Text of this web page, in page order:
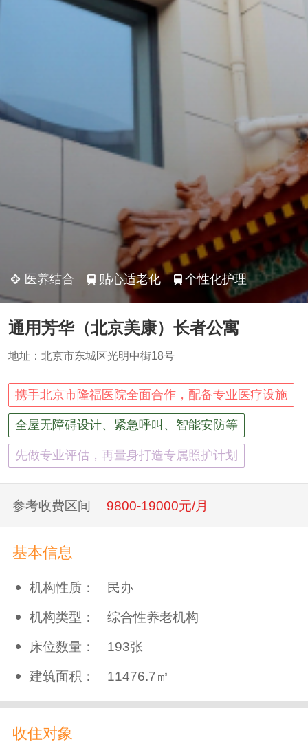
医养结合 贴心适老化 个性化护理
通用芳华（北京美康）长者公寓
地址：北京市东城区光明中街18号
携手北京市隆福医院全面合作，配备专业医疗设施
全屋无障碍设计、紧急呼叫、智能安防等
先做专业评估，再量身打造专属照护计划
参考收费区间 9800-19000元/月
基本信息
机构性质： 民办
机构类型： 综合性养老机构
床位数量： 193张
建筑面积： 11476.7㎡
收住对象